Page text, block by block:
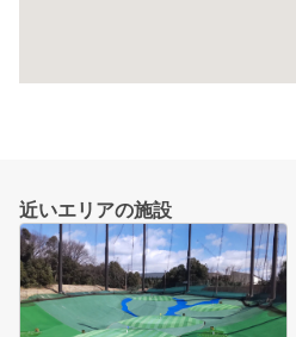
近いエリアの施設